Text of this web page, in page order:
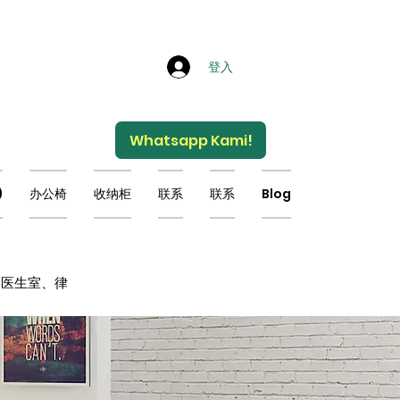
登入
Whatsapp Kami!
办公椅 收纳柜 联系 联系 Blog
生室、律